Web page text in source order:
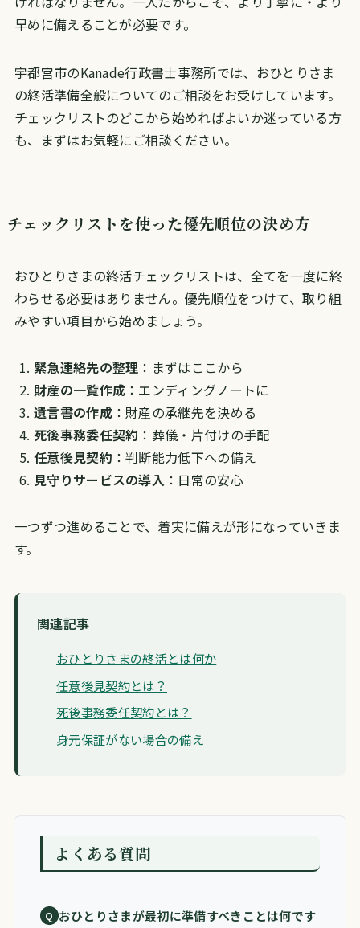
早めに備えることが必要です。
宇都宮市のKanade行政書士事務所では、おひとりさま
の終活準備全般についてのご相談をお受けしています。
チェックリストのどこから始めればよいか迷っている方
も、まずはお気軽にご相談ください。
チェックリストを使った優先順位の決め方
おひとりさまの終活チェックリストは、全てを一度に終
わらせる必要はありません。優先順位をつけて、取り組
みやすい項目から始めましょう。
緊急連絡先の整理 ：まずはここから
財産の一覧作成 ：エンディングノートに
遺言書の作成：財産の承継先を決める
死後事務委任契約 ：葬儀・片付けの手配
任意後見契約 ：判断能力低下への備え
見守りサービスの導入 ：日常の安心
一つずつ進めることで、着実に備えが形になっていきま
す。
関連記事
おひとりさまの終活とは何か
任意後見契約とは？
死後事務委任契約とは？
身元保証がない場合の備え
よくある質問
おひとりさまが最初に準備すべきことは何です